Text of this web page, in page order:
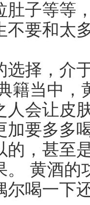
肚子等等
不要和太
选择，介
籍当中，
人会让皮
加要多多
的，甚至
。 黄酒的
尔喝一下